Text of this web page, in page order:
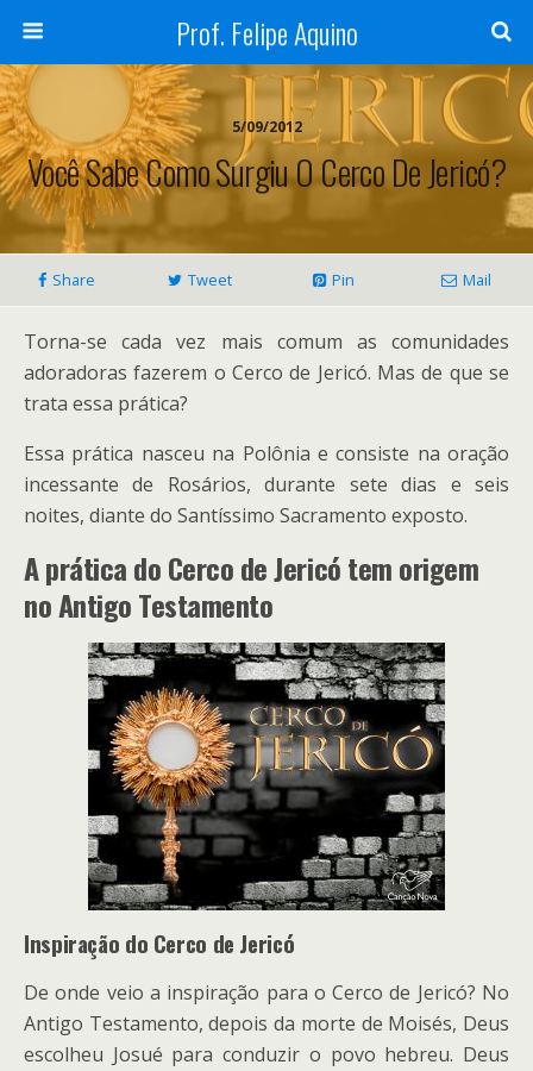
Prof. Felipe Aquino
5/09/2012
Você Sabe Como Surgiu O Cerco De Jericó?
Share Tweet Pin Mail
Torna-se cada vez mais comum as comunidades
adoradoras fazerem o Cerco de Jericó. Mas de que se
trata essa prática?
Essa prática nasceu na Polônia e consiste na oração
incessante de Rosários, durante sete dias e seis
noites, diante do Santíssimo Sacramento exposto.
A prática do Cerco de Jericó tem origem
no Antigo Testamento
Inspiração do Cerco de Jericó
De onde veio a inspiração para o Cerco de Jericó? No
Antigo Testamento, depois da morte de Moisés, Deus
escolheu Josué para conduzir o povo hebreu. Deus